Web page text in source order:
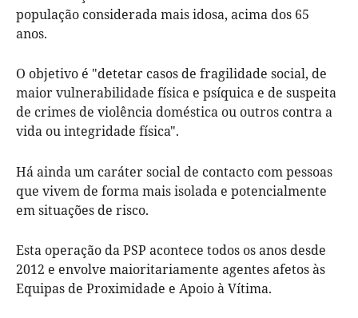
população considerada mais idosa, acima dos 65
anos.
O objetivo é "detetar casos de fragilidade social, de
maior vulnerabilidade física e psíquica e de suspeita
de crimes de violência doméstica ou outros contra a
vida ou integridade física".
Há ainda um caráter social de contacto com pessoas
que vivem de forma mais isolada e potencialmente
em situações de risco.
Esta operação da PSP acontece todos os anos desde
2012 e envolve maioritariamente agentes afetos às
Equipas de Proximidade e Apoio à Vítima.